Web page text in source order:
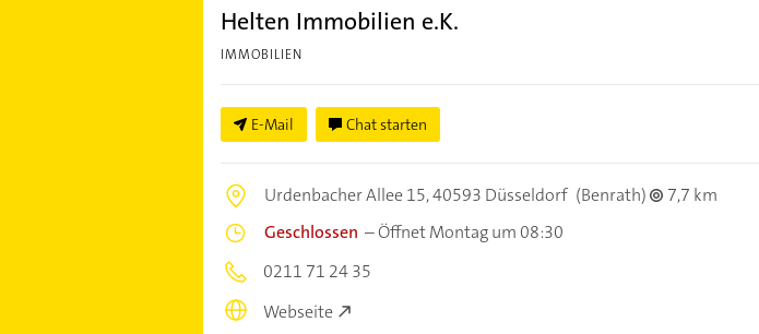
Helten Immobilien e.K.
IMMOBILIEN
E-Mail Chat starten
Urdenbacher Allee 15,40593 Düsseldorf (Benrath)
7,7 km
Geschlossen –Öffnet Montag um 08:30
0211 71 24 35
Webseite